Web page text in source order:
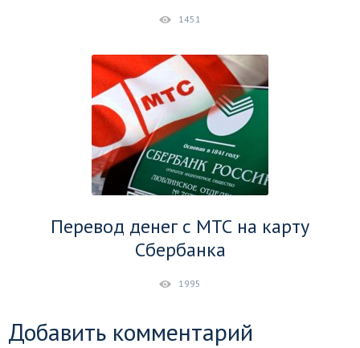
1451
Перевод денег с МТС на карту
Сбербанка
1995
Добавить комментарий